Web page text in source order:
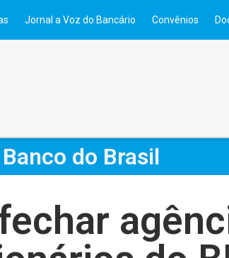
Jornal a Voz do Bancário Convênios
Banco do Brasil